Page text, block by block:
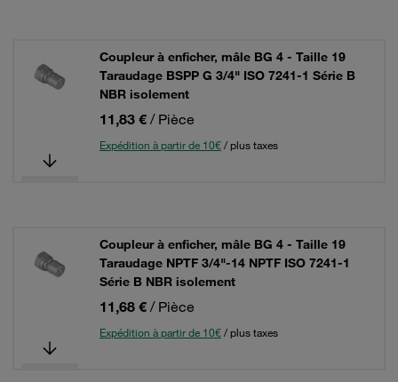
Coupleur à enficher, mâle BG 4 - Taille 19
Taraudage BSPP G 3/4" ISO 7241-1 Série B
NBR isolement
11,83 € / Pièce
Expédition à partir de 10€/ plus taxes
Coupleur à enficher, mâle BG 4 - Taille 19
Taraudage NPTF 3/4"-14 NPTF ISO 7241-1
Série B NBR isolement
11,68 € / Pièce
Expédition à partir de 10€/ plus taxes